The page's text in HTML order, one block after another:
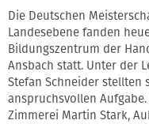
Die Deutschen
Landesebene fanden
Bildungszentrum der
Ansbach statt. Unter der
Stefan Schneider stellten
anspruchsvollen
Zimmerei Martin Stark,